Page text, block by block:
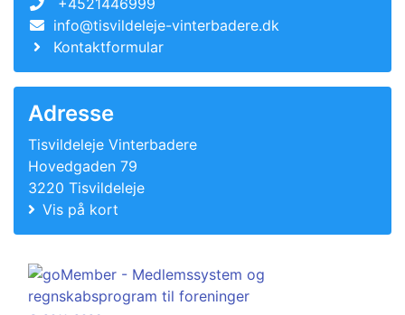
+4521446999
info@tisvildeleje-vinterbadere.dk
Kontaktformular
Adresse
Tisvildeleje Vinterbadere
Hovedgaden 79
3220 Tisvildeleje
Vis på kort